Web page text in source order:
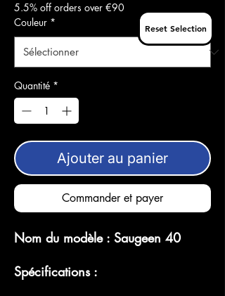
5.5% off orders over €90
Couleur *
Quantité *
Ajouter au panier
Commander et payer
Nom du modèle : Saugeen 40
Spécifications :
Reset Selection